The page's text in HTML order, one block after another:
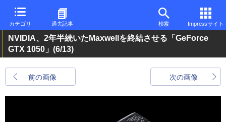
カテゴリ 過去記事 検索 Impressサイト
NVIDIA、2年半続いたMaxwellを終結させる「GeForce
GTX 1050」 (6/13)
前の画像 次の画像